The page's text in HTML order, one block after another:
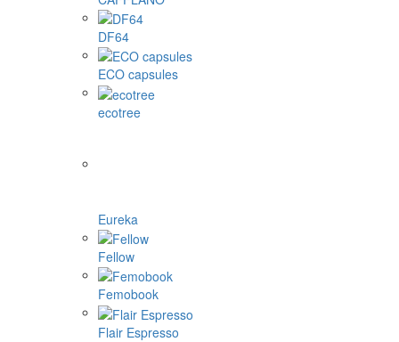
DF64
ECO capsules
ecotree
Eureka
Fellow
Femobook
Flair Espresso